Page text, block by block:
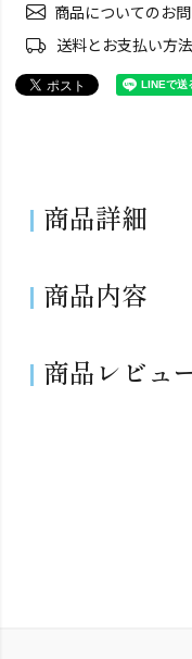
商品についてのお
送料とお支払い方
商品詳細
商品内容
商品レビュ